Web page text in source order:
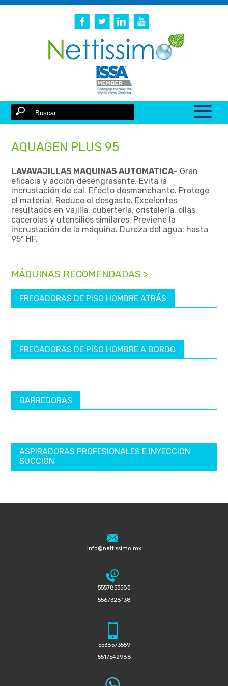
AQUAGEN PLUS 95
LAVAVAJILLAS MAQUINAS AUTOMATICA- Gran
eficacia y acción desengrasante. Evita la
incrustación de cal. Efecto desmanchante. Protege
el material. Reduce el desgaste. Excelentes
resultados en vajilla, cubertería, cristalería, ollas,
cacerolas y utensilios similares. Previene la
incrustación de la máquina. Dureza del agua: hasta
95º HF.
MÁQUINAS RECOMENDADAS >
FREGADORAS DE PISO HOMBRE ATRÁS
FREGADORAS DE PISO HOMBRE A BORDO
BARREDORAS
ASPIRADORAS PROFESIONALES E INYECCION
SUCCIÓN
info@nettissimo.mx
5557853583
5567328138
5538573559
5517542986